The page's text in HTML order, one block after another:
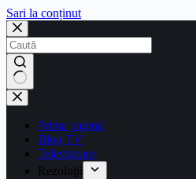
Sari la conținut
Prima pagină
Blog TV
Televizoare
Rezoluţii